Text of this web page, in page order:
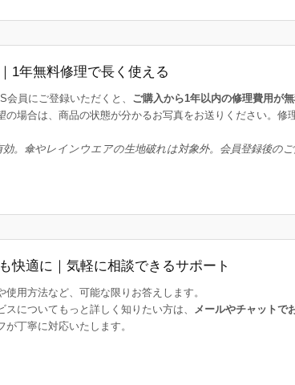
1年無料修理で長く使える
会員にご登録いただくと、 ご購入から1年以内の修理費用が
の場合は、商品の状態が分かるお写真をお送りください。修
。傘やレインウエアの生地破れは対象外。会員登録後のご
快適に｜気軽に相談できるサポート
使用方法など、可能な限りお答えします。
スについてもっと詳しく知りたい方は、 メールやチャットで
が丁寧に対応いたします。